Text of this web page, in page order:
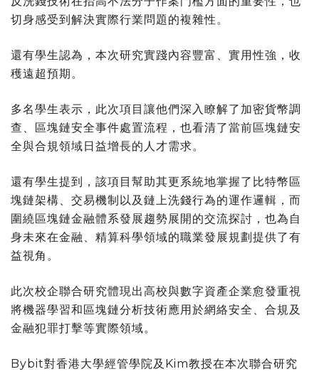
切身感受到解決實際行業問題的複雜性。
還有學生認為，本次研究實踐內容豐富、實用性強，收
穫遠超預期。
多名學生表示，此次項目讓他們深入瞭解了加密貨幣調
查、區塊鏈安全事件處置流程，也看清了當前區塊鏈安
全與合規領域日益增長的人才需求。
還有學生提到，該項目幫助其更系統地掌握了比特幣區
塊鏈架構、交易機制以及鏈上洗錢行為的運作邏輯，而
圍繞區塊鏈金融體系發展趨勢展開的交流探討，也為自
身未來在金融、精算科學領域的職業發展規劃提供了有
益視角。
此次校企聯合研究體現出高校與數字資產企業愈發重視
將機器學習和區塊鏈分析技術應用於網絡安全、合規及
金融犯罪打擊等實際領域。
Bybit對香港大學經管學院及Kim教授在本次聯合研究